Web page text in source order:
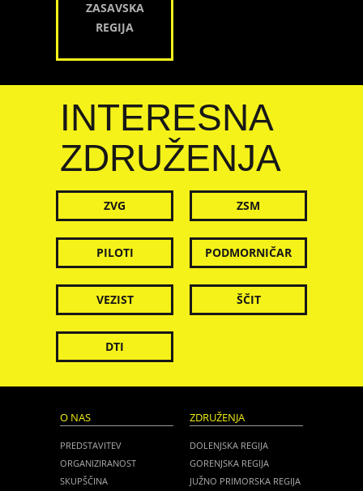
ZASAVSKA
REGIJA
INTERESNA
ZDRUŽENJA
ZVG ZSM
PILOTI PODMORNIČAR
VEZIST ŠČIT
DTI
O NAS
PREDSTAVITEV
ORGANIZIRANOST
SKUPŠČINA
ZDRUŽENJA
DOLENJSKA REGIJA
GORENJSKA REGIJA
JUŽNO PRIMORSKA REGIJA